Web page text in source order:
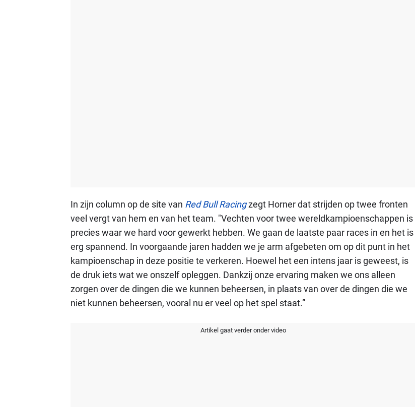
In zijn column op de site van Red Bull Racingzegt Horner dat strijden op twee fronten
veel vergt van hem en van het team. "Vechten voor twee wereldkampioenschappen is
precies waar we hard voor gewerkt hebben. We gaan de laatste paar races in en het is
erg spannend. In voorgaande jaren hadden we je arm afgebeten om op dit punt in het
kampioenschap in deze positie te verkeren. Hoewel het een intens jaar is geweest, is
de druk iets wat we onszelf opleggen. Dankzij onze ervaring maken we ons alleen
zorgen over de dingen die we kunnen beheersen, in plaats van over de dingen die we
niet kunnen beheersen, vooral nu er veel op het spel staat.”
Artikel gaat verder onder video